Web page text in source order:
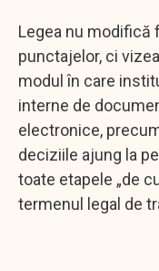
Legea nu modifică
punctajelor, ci
modul în care
interne de
electronice,
deciziile ajung la
toate etapele „de
termenul legal de